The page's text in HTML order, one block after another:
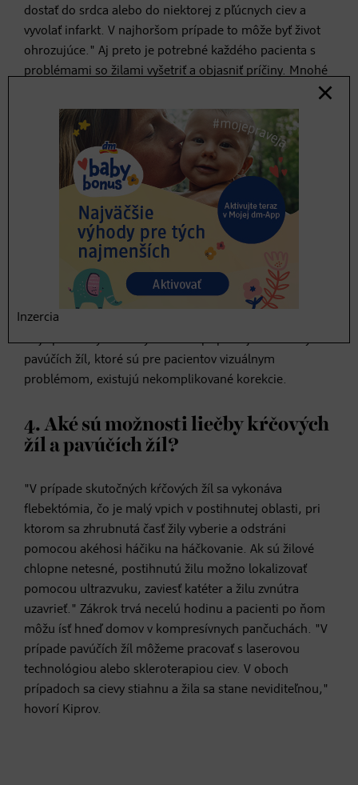
dostať do srdca alebo do niektorej z pľúcnych ciev a
vyvolať infarkt. V najhoršom prípade to môže byť život
ohrozujúce." Aj preto je potrebné každého pacienta s
problémami so žilami vyšetriť a objasniť príčiny. Mnohé
tehotenstva. Ak príznaky pretrvávajú, treba prijať
opatrenia.
3. Ako funguje diagnostika?
Podľa doktorky Kiprov je dôležitá podrobná anamnéza:
"Pýtame sa otázky ako napr: Sú nejaké sťažnosti? Ako
dlho sú prítomné? Máte v rodine niekoho - babičku,
matku, tetu - kto trpí problémami so žilami? Kmeňové
žily prebiehajú od slabín po nohe. Robíme ultrazvuk žíl
celej nohy až po slabiny." V prípade skutočných kŕčových
žíl je potrebný lekársky zásah. V prípade jednoduchých
pavúčích žíl, ktoré sú pre pacientov vizuálnym
problémom, existujú nekomplikované korekcie.
4. Aké sú možnosti liečby kŕčových
žíl a pavúčích žíl?
"V prípade skutočných kŕčových žíl sa vykonáva
flebektómia, čo je malý vpich v postihnutej oblasti, pri
ktorom sa zhrubnutá časť žily vyberie a odstráni
pomocou akéhosi háčiku na háčkovanie. Ak sú žilové
chlopne netesné, postihnutú žilu možno lokalizovať
pomocou ultrazvuku, zaviesť katéter a žilu zvnútra
uzavrieť." Zákrok trvá necelú hodinu a pacienti po ňom
môžu ísť hneď domov v kompresívnych pančuchách. "V
prípade pavúčích žíl môžeme pracovať s laserovou
technológiou alebo skleroterapiou ciev. V oboch
prípadoch sa cievy stiahnu a žila sa stane neviditeľnou,"
hovorí Kiprov.
Inzercia